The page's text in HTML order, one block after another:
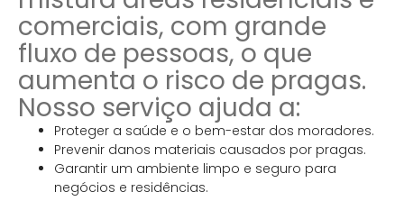
comerciais, com grande
fluxo de pessoas, o que
aumenta o risco de pragas.
Nosso serviço ajuda a:
Proteger a saúde e o bem-estar dos moradores.
Prevenir danos materiais causados por pragas.
Garantir um ambiente limpo e seguro para
negócios e residências.